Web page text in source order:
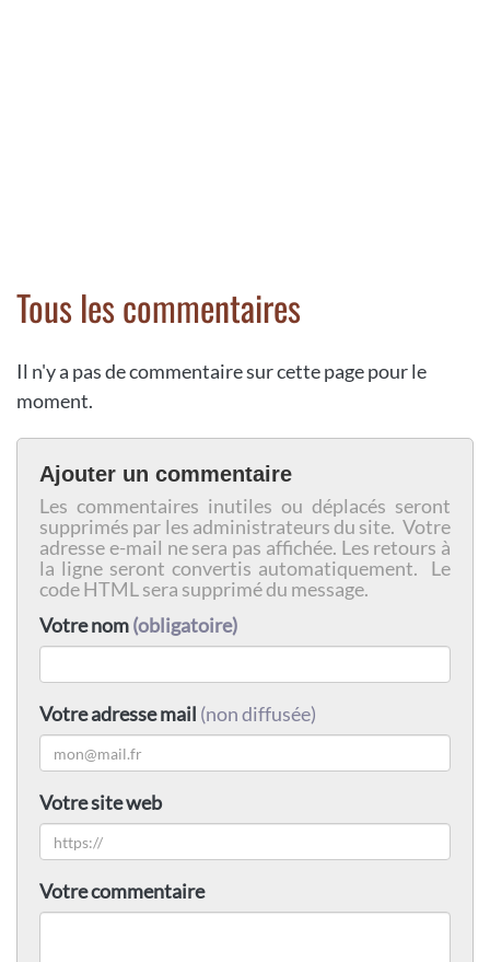
Tous les commentaires
Il n'y a pas de commentaire sur cette page pour le
moment.
Ajouter un commentaire
Les commentaires inutiles ou déplacés seront
supprimés par les administrateurs du site. Votre
adresse e-mail ne sera pas affichée. Les retours à
la ligne seront convertis automatiquement. Le
code HTML sera supprimé du message.
Votre nom(obligatoire)
Votre adresse mail (non diffusée)
Votre site web
Votre commentaire